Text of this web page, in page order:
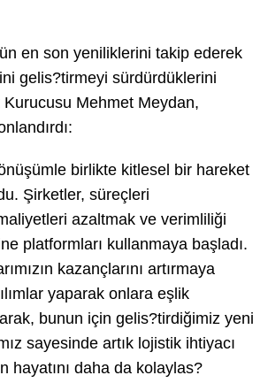
en son yeniliklerini takip ederek
gelis?tirmeyi sürdürdüklerini
Mehmet Meydan,
birlikte kitlesel bir hareket
Şirketler, süreçleri
azaltmak ve verimliliği
platformları kullanmaya başladı.
kazançlarını artırmaya
yaparak onlara eşlik
bunun için gelis?tirdiğimiz yeni
sayesinde artık lojistik ihtiyacı
hayatını daha da kolaylas?